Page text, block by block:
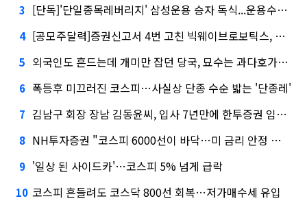
3 [단독]'단일종목레버리지' 삼성운용 승자 독식...운용수익 미래에셋의 6배
4 [공모주달력]증권신고서 4번 고친 빅웨이브로보틱스, 수요예측
5 외국인도 흔드는데 개미만 잡던 당국, 묘수는 과다호가부담금?
6 폭등후 미끄러진 코스피…사실상 단종 수순 밟는 '단종레'
7 김남구 회장 장남 김동윤씨, 입사 7년만에 한투증권 임원 승진
8 NH투자증권 "코스피 6000선이 바닥…미 금리 안정 후 추가 회복"
9 '일상 된 사이드카'…코스피 5% 넘게 급락
10 코스피 흔들려도 코스닥 800선 회복…저가매수세 유입